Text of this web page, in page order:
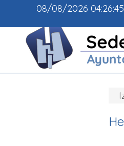
08/08/2026 04:26:45